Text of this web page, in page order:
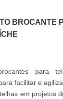
BROCANTE
para
facilitar e
em projetos